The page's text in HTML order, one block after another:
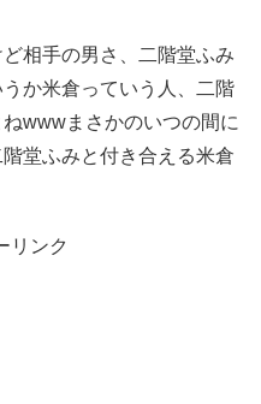
相手の男さ、二階堂ふみ
か米倉っていう人、二階
wwwまさかのいつの間に
堂ふみと付き合える米倉
リンク